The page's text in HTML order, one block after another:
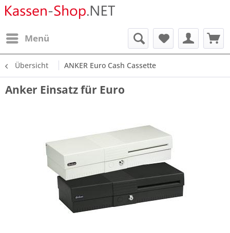
Menü
Übersicht ANKER Euro Cash Cassette
Anker Einsatz für Euro